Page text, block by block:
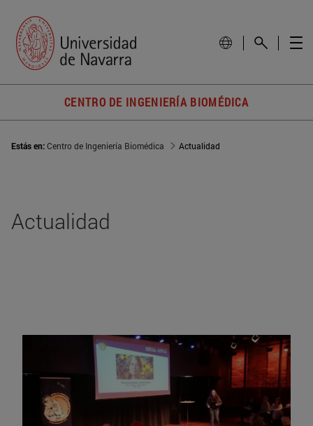
CENTRO DE INGENIERÍA BIOMÉDICA
Estás en:Centro de Ingeniería Biomédica Actualidad
Actualidad